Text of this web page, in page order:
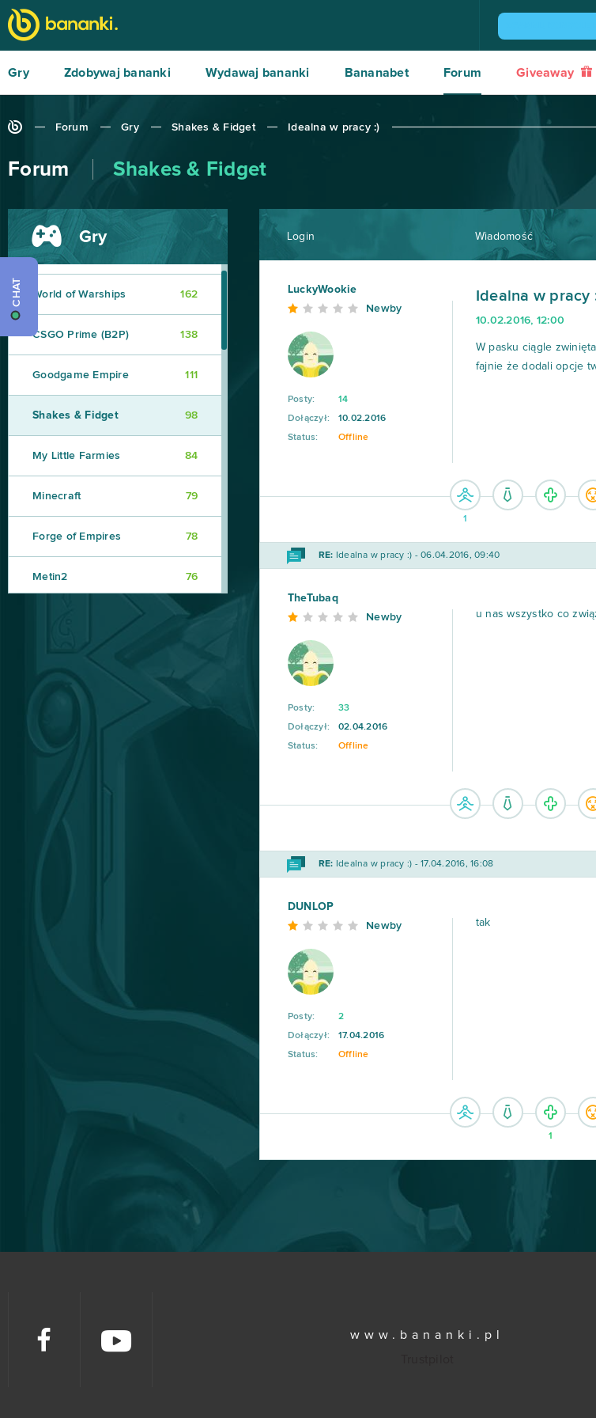
Gry Zdobywaj bananki Wydawaj bananki Bananabet Forum Giveaway
Forum Gry Shakes & Fidget Idealna w pracy :)
Forum Shakes & Fidget
Login Wiadomość
LuckyWookie
Newby
Posty:
14
Dołączył:
10.02.2016
Status:
Offline
Idealna w pracy
10.02.2016, 12:00
W pasku ciągle
fajnie że dodali opcje
1
RE: Idealna w pracy :) - 06.04.2016, 09:40
TheTubaq
Newby
Posty:
33
Dołączył:
02.04.2016
Status:
Offline
u nas wszystko co
RE: Idealna w pracy :) - 17.04.2016, 16:08
DUNLOP
Newby
Posty:
2
Dołączył:
17.04.2016
Status:
Offline
tak
1
Gry
Roblox
Hero Zero 443
Big Farm 373
Margonem 358
War Thunder 299
League of Legends
MovieStarPlanet MSP
World of Warships 162
CSGO Prime (B2P) 138
Goodgame Empire 111
Shakes & Fidget 98
My Little Farmies 84
Minecraft 79
Forge of Empires 78
Metin2 76
75
Legend Online
Desert Operations
Star Conflict
www.bananki.pl
CHAT